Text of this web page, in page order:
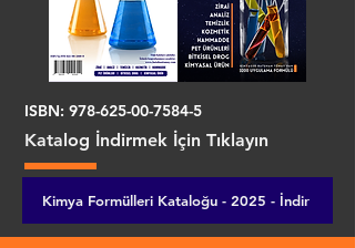
ISBN: 978-625-00-7584-5
Katalog İndirmek İçin Tıklayın
Kimya Formülleri Kataloğu - 2025 - İndir